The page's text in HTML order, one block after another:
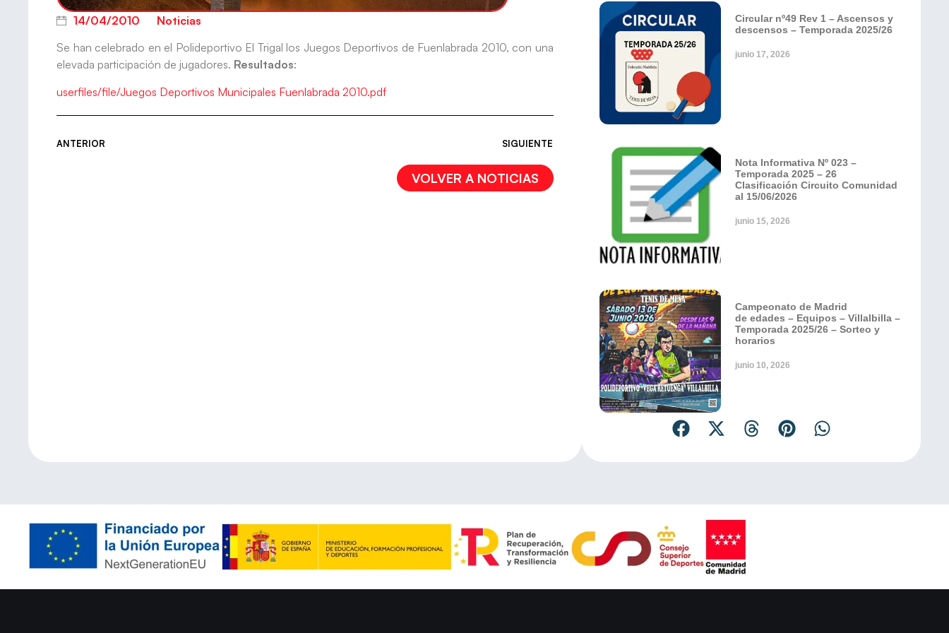
14/04/2010
Noticias
Se han celebrado en el Polideportivo El Trigal los Juegos Deportivos de Fuenlabrada 2010, con una
elevada participación de jugadores. Resultados:
userfiles/file/Juegos Deportivos Municipales Fuenlabrada 2010.pdf
ANTERIOR SIGUIENTE
VOLVER A NOTICIAS
Circular nº49 Rev 1 – Ascensos y
descensos – Temporada 2025/26
junio 17, 2026
Nota Informativa Nº 023 –
Temporada 2025 – 26
Clasificación Circuito Comunidad
al 15/06/2026
junio 15, 2026
Campeonato de Madrid
de edades – Equipos – Villalbilla –
Temporada 2025/26 – Sorteo y
horarios
junio 10, 2026